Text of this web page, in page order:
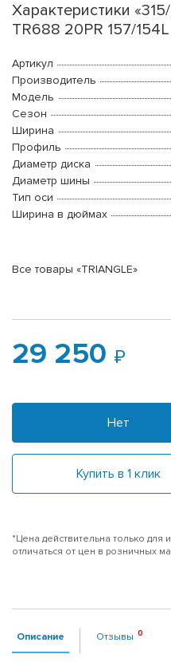
Характеристики
TR688 20PR 157/154L
Артикул
Производитель
Модель
Сезон
Ширина
Профиль
Диаметр диска
Диаметр шины
Тип оси
Ширина в дюймах
Все товары «TRIANGLE»
29 250
Нет
Купить в 1 клик
*Цена действительна только для
отличаться от цен в розничных
Описание Отзывы